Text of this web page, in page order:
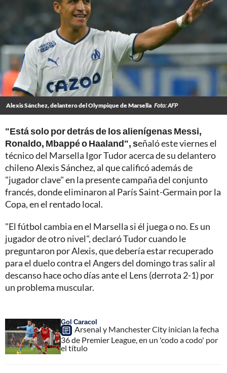
Alexis Sánchez, delantero del Olympique de Marsella Foto: AFP
"Está solo por detrás de los alienígenas Messi,
Ronaldo, Mbappé o Haaland", señaló este viernes el
técnico del Marsella Igor Tudor acerca de su delantero
chileno Alexis Sánchez, al que calificó además de
"jugador clave" en la presente campaña del conjunto
francés, donde eliminaron al París Saint-Germain por la
Copa, en el rentado local.
"El fútbol cambia en el Marsella si él juega o no. Es un
jugador de otro nivel", declaró Tudor cuando le
preguntaron por Alexis, que debería estar recuperado
para el duelo contra el Angers del domingo tras salir al
descanso hace ocho días ante el Lens (derrota 2-1) por
un problema muscular.
Gol Caracol
Arsenal y Manchester City inician la fecha
36 de Premier League, en un 'codo a codo' por
el título